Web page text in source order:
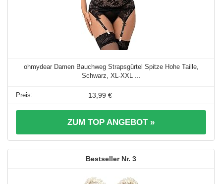
ohmydear Damen Bauchweg Strapsgürtel Spitze Hohe Taille,
Schwarz, XL-XXL ...
13,99 €
ZUM TOP ANGEBOT »
3